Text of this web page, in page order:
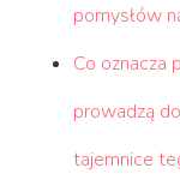
pomysłów
Co oznacza
prowadzą
tajemnice